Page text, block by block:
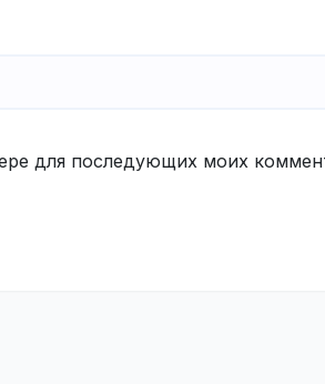
для последующих моих